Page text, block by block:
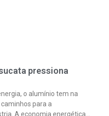
pressiona
o alumínio tem na
para a
A economia energética